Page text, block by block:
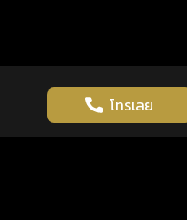
โทรเลย
เว็บไซต์นี้มีการใช้งานคุกกี้ เพื่อเพิ่มป
ในการใช้งานเว็บไซต์ นโยบ
รู้ก่อน พร้อมกว่า ทุกจังหวะชีวิต